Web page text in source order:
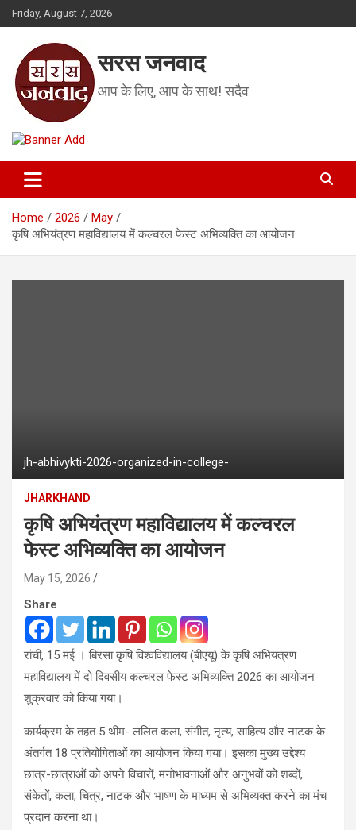
Skip
to
Friday, August 7, 2026
सरस जनवाद
आप के लिए, आप के साथ! सदैव
Home 2026
May
कृषि अभियंत्रण महाविद्यालय में कल्चरल फेस्ट अभिव्यक्ति का आयोजन
jh-abhivykti-2026-organized-in-college-
JHARKHAND
कृषि अभियंत्रण महाविद्यालय में कल्चरल
फेस्ट अभिव्यक्ति का आयोजन
May 15, 2026
Share
रांची, 15 मई । बिरसा कृषि विश्वविद्यालय (बीएयू) के कृषि अभियंत्रण
महाविद्यालय में दो दिवसीय कल्चरल फेस्ट अभिव्यक्ति 2026 का आयोजन
शुक्रवार को किया गया।
कार्यक्रम के तहत 5 थीम- ललित कला, संगीत, नृत्य, साहित्य और नाटक के
अंतर्गत 18 प्रतियोगिताओं का आयोजन किया गया। इसका मुख्य उद्देश्य
छात्र-छात्राओं को अपने विचारों, मनोभावनाओं और अनुभवों को शब्दों,
संकेतों, कला, चित्र, नाटक और भाषण के माध्यम से अभिव्यक्त करने का मंच
प्रदान करना था।